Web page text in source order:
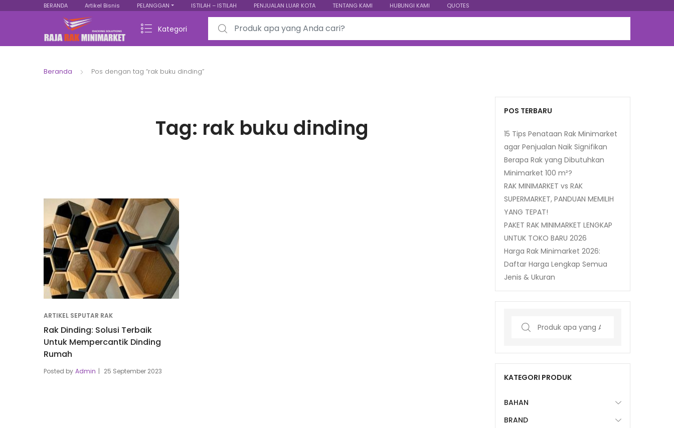
BERANDA Artikel Bisnis PELANGGAN ISTILAH – ISTILAH PENJUALAN LUAR KOTA TENTANG KAMI HUBUNGI KAMI QUOTES
Kategori
Search for:
Beranda Pos dengan tag “rak buku dinding”
Tag: rak buku dinding
ARTIKEL SEPUTAR RAK
Rak Dinding: Solusi Terbaik
Untuk Mempercantik Dinding
Rumah
Posted by Admin 25 September 2023
POS TERBARU
15 Tips Penataan Rak Minimarket
agar Penjualan Naik Signifikan
Berapa Rak yang Dibutuhkan
Minimarket 100 m²?
RAK MINIMARKET vs RAK
SUPERMARKET, PANDUAN MEMILIH
YANG TEPAT!
PAKET RAK MINIMARKET LENGKAP
UNTUK TOKO BARU 2026
Harga Rak Minimarket 2026:
Daftar Harga Lengkap Semua
Jenis & Ukuran
Search
KATEGORI PRODUK
BAHAN
BRAND